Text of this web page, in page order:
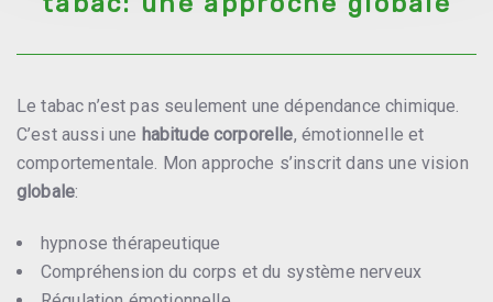
Le tabac n’est pas seulement une dépendance chimique.
C’est aussi une habitude corporelle, émotionnelle et
comportementale. Mon approche s’inscrit dans une vision
globale:
hypnose thérapeutique
Compréhension du corps et du système nerveux